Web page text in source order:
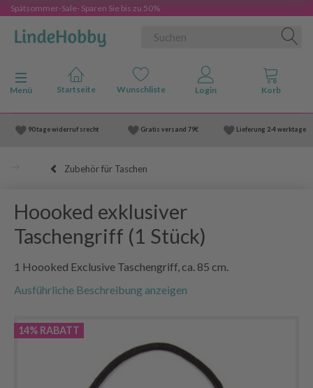
Spätsommer-Sale- Sparen Sie bis zu 50%
Anzeige ändern
Menü
90 tage widerruf srecht Gratis versand 79€ Lieferung 2-4 werktage
Zubehör für Taschen
Hoooked exklusiver
Taschengriff (1 Stück)
1 Hoooked Exclusive Taschengriff, ca. 85 cm.
Ausführliche Beschreibung anzeigen
14% RABATT